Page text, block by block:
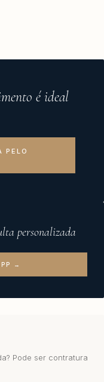
é ideal
PELO
personalizada
→
Pode ser contratura